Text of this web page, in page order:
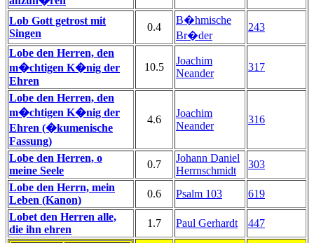
Lob Gott getrost mit
Singen
0.4
B�hmische
Br�der
243
Lobe den Herren, den
m�chtigen K�nig der
Ehren
10.5
Joachim
Neander
317
Lobe den Herren, den
m�chtigen K�nig der
Ehren (�kumenische
Fassung)
4.6
Joachim
Neander
316
Lobe den Herren, o
meine Seele
0.7
Johann Daniel
Herrnschmidt
303
Lobe den Herrn, mein
Leben (Kanon)
0.6 Psalm 103
619
Lobet den Herren alle,
die ihn ehren
1.7 Paul Gerhardt 447